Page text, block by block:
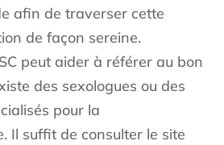
afin de traverser cette
de façon sereine.
peut aider à référer au bon
des sexologues ou des
pour la
Il suffit de consulter le site